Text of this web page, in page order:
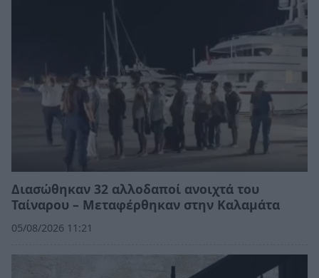
Διασώθηκαν 32 αλλοδαποί ανοιχτά του
Ταίναρου – Μεταφέρθηκαν στην Καλαμάτα
05/08/2026 11:21